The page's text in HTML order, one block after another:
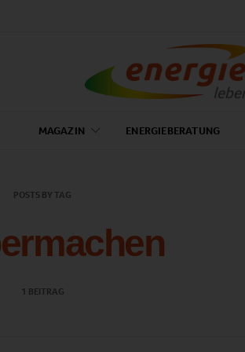
MAGAZIN ENERGIEBERATUNG
POSTS BY TAG
1 BEITRAG